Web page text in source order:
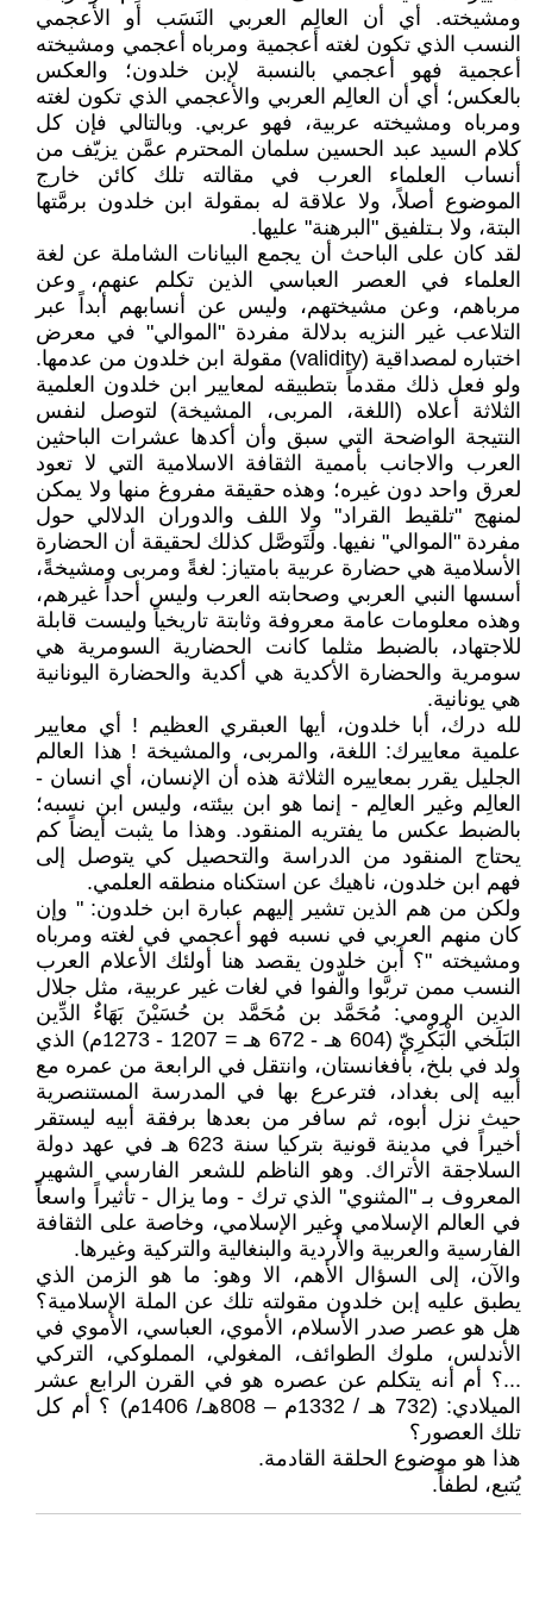
ومشيخته. أي أن العالِم العربي النَسَب أو الأعجمي
النسب الذي تكون لغته أعجمية ومرباه أعجمي ومشيخته
أعجمية فهو أعجمي بالنسبة لإبن خلدون؛ والعكس
بالعكس؛ أي أن العالِم العربي والأعجمي الذي تكون لغته
ومرباه ومشيخته عربية، فهو عربي. وبالتالي فإن كل
كلام السيد عبد الحسين سلمان المحترم عمَّن يزيّف من
أنساب العلماء العرب في مقالته تلك كائن خارج
الموضوع أصلاً، ولا علاقة له بمقولة ابن خلدون برمَّتها
البتة، ولا بـتلفيق "البرهنة" عليها.
لقد كان على الباحث أن يجمع البيانات الشاملة عن لغة
العلماء في العصر العباسي الذين تكلم عنهم، وعن
مرباهم، وعن مشيختهم، وليس عن أنسابهم أبداً عبر
التلاعب غير النزيه بدلالة مفردة "الموالي" في معرض
اختباره لمصداقية (validity) مقولة ابن خلدون من عدمها.
ولو فعل ذلك مقدماً بتطبيقه لمعايير ابن خلدون العلمية
الثلاثة أعلاه (اللغة، المربى، المشيخة) لتوصل لنفس
النتيجة الواضحة التي سبق وأن أكدها عشرات الباحثين
العرب والاجانب بأممية الثقافة الاسلامية التي لا تعود
لعرق واحد دون غيره؛ وهذه حقيقة مفروغ منها ولا يمكن
لمنهج "تلقيط القراد" ولا اللف والدوران الدلالي حول
مفردة "الموالي" نفيها. ولَتَوصَّل كذلك لحقيقة أن الحضارة
الأسلامية هي حضارة عربية بامتياز: لغةً ومربى ومشيخةً،
أسسها النبي العربي وصحابته العرب وليس أحداً غيرهم،
وهذه معلومات عامة معروفة وثابتة تاريخياً وليست قابلة
للاجتهاد، بالضبط مثلما كانت الحضارية السومرية هي
سومرية والحضارة الأكدية هي أكدية والحضارة اليونانية
هي يونانية.
لله درك، أبا خلدون، أيها العبقري العظيم ! أي معايير
علمية معاييرك: اللغة، والمربى، والمشيخة ! هذا العالم
الجليل يقرر بمعاييره الثلاثة هذه أن الإنسان، أي انسان -
العالِم وغير العالِم - إنما هو ابن بيئته، وليس ابن نسبه؛
بالضبط عكس ما يفتريه المنقود. وهذا ما يثبت أيضاً كم
يحتاج المنقود من الدراسة والتحصيل كي يتوصل إلى
فهم ابن خلدون، ناهيك عن استكناه منطقه العلمي.
ولكن من هم الذين تشير إليهم عبارة ابن خلدون: " وإن
كان منهم العربي في نسبه فهو أعجمي في لغته ومرباه
ومشيخته "؟ أبن خلدون يقصد هنا أولئك الأعلام العرب
النسب ممن تربَّوا والّفوا في لغات غير عربية، مثل جلال
الدين الرومي: مُحَمَّد بن مُحَمَّد بن حُسَيْنَ بَهَاءٌ الدِّين
البَلَخي الْبَكْرِيّ (604 هـ - 672 هـ = 1207 - 1273م) الذي
ولد في بلخ، بأفغانستان، وانتقل في الرابعة من عمره مع
أبيه إلى بغداد، فترعرع بها في المدرسة المستنصرية
حيث نزل أبوه، ثم سافر من بعدها برفقة أبيه ليستقر
أخيراً في مدينة قونية بتركيا سنة 623 هـ في عهد دولة
السلاجقة الأتراك. وهو الناظم للشعر الفارسي الشهير
المعروف بـ "المثنوي" الذي ترك - وما يزال - تأثيراً واسعاً
في العالم الإسلامي وغير الإسلامي، وخاصة على الثقافة
الفارسية والعربية والأُردية والبنغالية والتركية وغيرها.
والآن، إلى السؤال الأهم، الا وهو: ما هو الزمن الذي
يطبق عليه إبن خلدون مقولته تلك عن الملة الإسلامية؟
هل هو عصر صدر الأسلام، الأموي، العباسي، الأموي في
الأندلس، ملوك الطوائف، المغولي، المملوكي، التركي
...؟ أم أنه يتكلم عن عصره هو في القرن الرابع عشر
الميلادي: (732 هـ / 1332م – 808هـ/ 1406م) ؟ أم كل
تلك العصور؟
هذا هو موضوع الحلقة القادمة.
يُتبع، لطفاً.